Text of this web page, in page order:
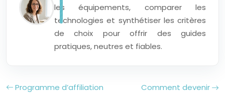
les équipements, comparer les
technologies et synthétiser les critères
de choix pour offrir des guides
pratiques, neutres et fiables.
Programme d’affiliation
Comment devenir